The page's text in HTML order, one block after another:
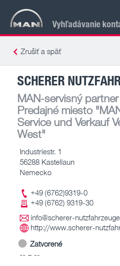
Vyhľadávanie
Zrušiť a späť
SCHERER
MAN-servisný partner
Predajné miesto
Service und Verkauf
West"
Industriestr. 1
56288 Kastellaun
Nemecko
+49 (6762)9319-0
+49 (6762) 9319-30
info@scherer-
http://www.scherer-
Zatvorené
-- – --